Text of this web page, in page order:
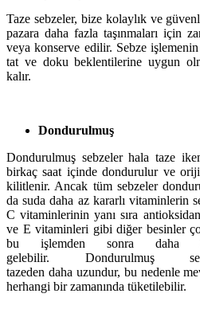
Taze sebzeler, bize kolaylık ve
pazara daha fazla taşınmaları için
veya konserve edilir. Sebze
tat ve doku beklentilerine uygun
kalır.
Dondurulmuş
Dondurulmuş sebzeler hala taze
birkaç saat içinde dondurulur ve
kilitlenir. Ancak tüm sebzeler
da suda daha az kararlı vitaminlerin
C vitaminlerinin yanı sıra
ve E vitaminleri gibi diğer besinler
bu işlemden sonra daha
gelebilir. Dondurulmuş
tazeden daha uzundur, bu nedenle
herhangi bir zamanında tüketilebilir.